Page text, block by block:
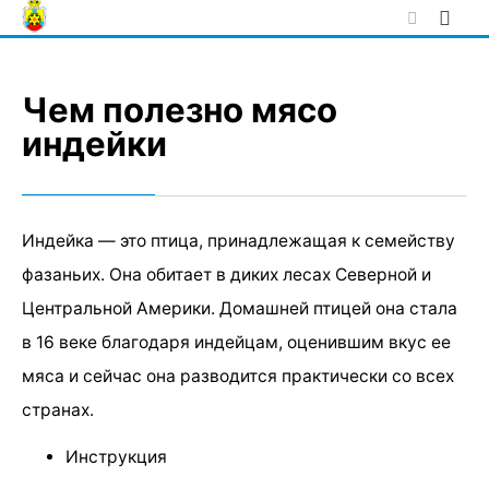
Skip
to
Чем полезно мясо
индейки
Индейка — это птица, принадлежащая к семейству
фазаньих. Она обитает в диких лесах Северной и
Центральной Америки. Домашней птицей она стала
в 16 веке благодаря индейцам, оценившим вкус ее
мяса и сейчас она разводится практически со всех
странах.
Инструкция